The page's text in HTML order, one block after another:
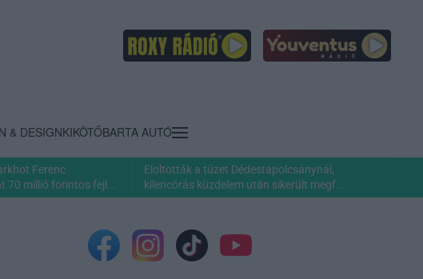
& DESIGNKIKÖTŐBARTA AUTÓ
Ferenc
70 millió forintos fejl...
Eloltották a tüzet Dédestapolcsánynál,
kilencórás küzdelem után sikerült megf...